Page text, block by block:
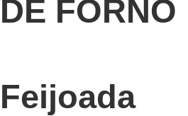
DE FORNO
Feijoada